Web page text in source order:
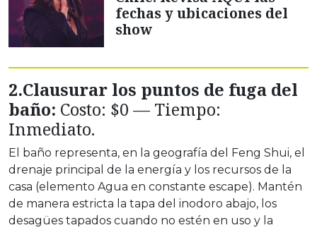
fechas y ubicaciones del
show
2.Clausurar los puntos de fuga del
baño: Costo: $0 — Tiempo:
Inmediato.
El baño representa, en la geografía del Feng Shui, el
drenaje principal de la energía y los recursos de la
casa (elemento Agua en constante escape). Mantén
de manera estricta la tapa del inodoro abajo, los
desagües tapados cuando no estén en uso y la